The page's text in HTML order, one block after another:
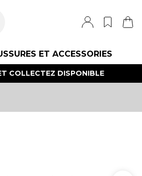
ET ACCESSORIES
COLLECTEZ DISPONIBLE